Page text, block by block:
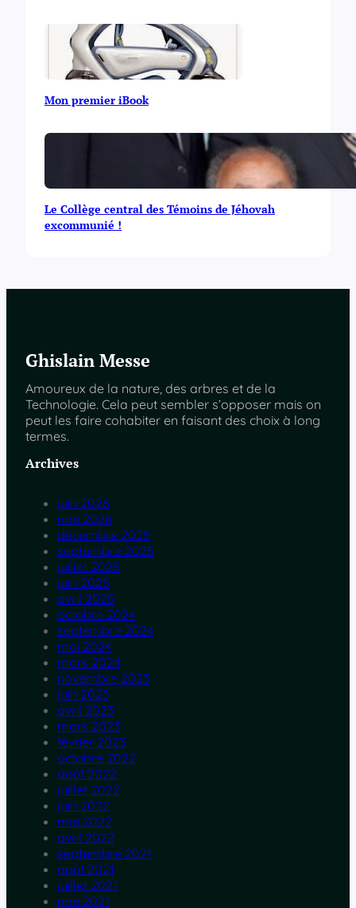
Mon premier iBook
Le Collège central des Témoins de Jéhovah
excommunié !
Ghislain Messe
Amoureux de la nature, des arbres et de la
Technologie. Cela peut sembler s’opposer mais on
peut les faire cohabiter en faisant des choix à long
termes.
Archives
juin 2026
mai 2026
décembre 2025
septembre 2025
juillet 2025
juin 2025
avril 2025
octobre 2024
septembre 2024
mai 2024
mars 2024
novembre 2023
juin 2023
avril 2023
mars 2023
février 2023
octobre 2022
août 2022
juillet 2022
juin 2022
mai 2022
avril 2022
septembre 2021
août 2021
juillet 2021
mai 2021